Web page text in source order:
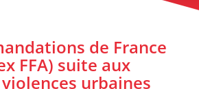
de France
FFA) suite aux
urbaines